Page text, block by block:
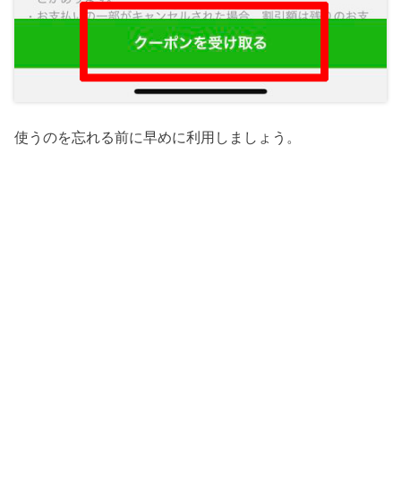
使うのを忘れる前に早めに利用しましょう。